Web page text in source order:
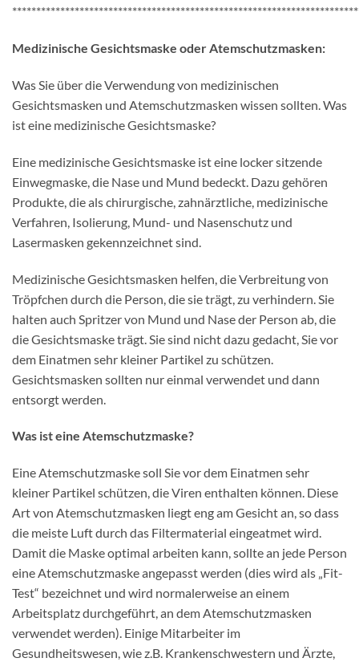
Medizinische Gesichtsmaske oder Atemschutzmasken:
Was Sie über die Verwendung von medizinischen
Gesichtsmasken und Atemschutzmasken wissen sollten. Was
ist eine medizinische Gesichtsmaske?
Eine medizinische Gesichtsmaske ist eine locker sitzende
Einwegmaske, die Nase und Mund bedeckt. Dazu gehören
Produkte, die als chirurgische, zahnärztliche, medizinische
Verfahren, Isolierung, Mund- und Nasenschutz und
Lasermasken gekennzeichnet sind.
Medizinische Gesichtsmasken helfen, die Verbreitung von
Tröpfchen durch die Person, die sie trägt, zu verhindern. Sie
halten auch Spritzer von Mund und Nase der Person ab, die
die Gesichtsmaske trägt. Sie sind nicht dazu gedacht, Sie vor
dem Einatmen sehr kleiner Partikel zu schützen.
Gesichtsmasken sollten nur einmal verwendet und dann
entsorgt werden.
Was ist eine Atemschutzmaske?
Eine Atemschutzmaske soll Sie vor dem Einatmen sehr
kleiner Partikel schützen, die Viren enthalten können. Diese
Art von Atemschutzmasken liegt eng am Gesicht an, so dass
die meiste Luft durch das Filtermaterial eingeatmet wird.
Damit die Maske optimal arbeiten kann, sollte an jede Person
eine Atemschutzmaske angepasst werden (dies wird als „Fit-
Test“ bezeichnet und wird normalerweise an einem
Arbeitsplatz durchgeführt, an dem Atemschutzmasken
verwendet werden). Einige Mitarbeiter im
Gesundheitswesen, wie z.B. Krankenschwestern und Ärzte,